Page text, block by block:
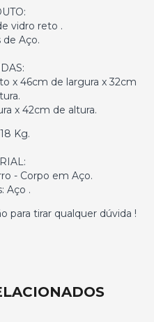
vidro reto .
de Aço.
x 46cm de largura x 32cm
x 42cm de altura.
Kg.
- Corpo em Aço.
Aço .
para tirar qualquer dúvida !